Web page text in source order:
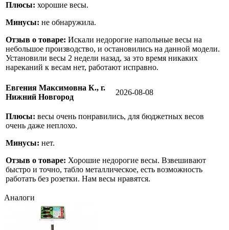
Плюсы: хорошие весы.
Минусы: не обнаружила.
Отзыв о товаре: Искали недорогие напольные весы на
небольшое производство, и остановились на данной модели.
Установили весы 2 недели назад, за это время никаких
нареканий к весам нет, работают исправно.
Евгения Максимовна К., г.
Нижний Новгород
2026-08-08
Плюсы: весы очень понравились, для бюджетных весов
очень даже неплохо.
Минусы: нет.
Отзыв о товаре: Хорошие недорогие весы. Взвешивают
быстро и точно, табло металлическое, есть возможность
работать без розетки. Нам весы нравятся.
Аналоги